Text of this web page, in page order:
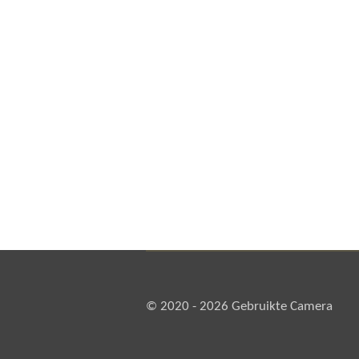
© 2020 - 2026 Gebruikte Camera